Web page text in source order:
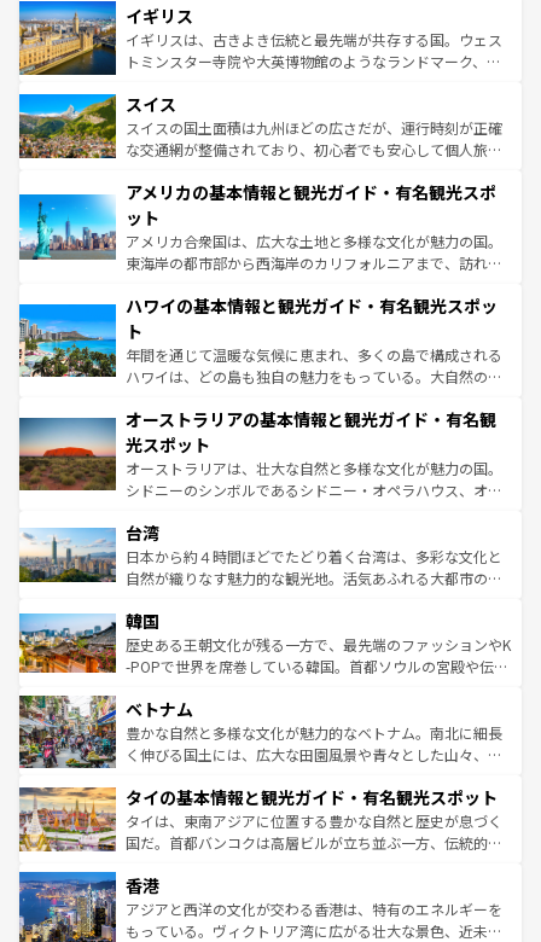
香り高いラベンダー畑など、多彩な楽しみ方が可能だ。さ
らに、パリ以外の地域にも魅力が溢れており、どの街角に
も豊かな歴史と文化が息づいている。パリ以外の個性あふ
を参照してほしい。
顔を持つこの国は、どこを歩いても飽きることがない。ベ
ルリンの文化的活気、バイエルン州のアルプスの絶景、そ
してライン川沿いのワイン畑といった風景は必見。ビール
は、お酒好きな人にはぜひ体験してほしい。 なお、新着の
ドイツ情報はコンテンツ一覧を参照してほしい。
イギリス
イギリスは、古きよき伝統と最先端が共存する国。ウェス
トミンスター寺院や大英博物館のようなランドマーク、歴
リアごとに異なる魅力がある。また、優雅なアフタヌーン
ティー、ビール好きにはたまらない英国パブ、サッカー観
戦など、本場だからこそできる体験も豊富。イギリスを旅
ンツ一覧を参照してほしい。
スイス
スイスの国土面積は九州ほどの広さだが、運行時刻が正確
な交通網が整備されており、初心者でも安心して個人旅行
の建物がそのまま残る町や、スイスならではのユニークな
博物館もあり、アルプス観光だけでなく町歩きも満喫する
ことができる。国民の所得が高いため物価も高いが、旅行
者向けの交通パス提供のサービスもあり、うまく活用すれ
着のスイス情報はコンテンツ一覧を参照してほしい。
アメリカの基本情報と観光ガイド・有名観光スポ
ット
アメリカ合衆国は、広大な土地と多様な文化が魅力の国。
東海岸の都市部から西海岸のカリフォルニアまで、訪れる
のような巨大都市は、観光、ショッピング、エンターテイ
ンメントが詰まった刺激的なスポットだ。一方、アメリカ
西部には大自然が広がり、グランドキャニオンやイエロー
ストーン国立公園といった絶景が堪能できる。さらに、南
文化が魅力。旅行者はアメリカの各地域で異なる魅力を楽
しみながら、その多様性と豊かな歴史を感じることができ
るだろう。車でのロードトリップや列車の旅も、アメリカ
ならではの贅沢な旅のスタイルだ。 なお、新着のアメリカ
情報は コンテンツ一覧 を参照してほしい。
ハワイの基本情報と観光ガイド・有名観光スポッ
ト
年間を通じて温暖な気候に恵まれ、多くの島で構成される
ハワイは、どの島も独自の魅力をもっている。大自然の神
ワイ島は見逃せない。また、定番の観光地といえばオアフ
島だが、静かな自然を求めるならマウイ島やカウアイ島が
おすすめ。エメラルドグリーンに輝く海をはじめ、豊かな
文化や歴史が息づいている。「アロハスピリット」と呼ば
人々、おいしいローカルフードやハワイアンミュージッ
ク、伝統的なフラダンスなど、すべてがハワイの魅力を彩
っている。訪れるたびに新しい発見と感動が待っているハ
はコンテンツ一覧
オーストラリアの基本情報と観光ガイド・有名観
光スポット
オーストラリアは、壮大な自然と多様な文化が魅力の国。
シドニーのシンボルであるシドニー・オペラハウス、オー
リアリーフや大陸中央部にそびえるウルル（エアーズロッ
ク）、タスマニアの美しい原生林やケアンズの熱帯雨林な
ど、見どころがたくさん。また、カフェやワイン、オージ
いる。アクティビティも充実しており、サーフィンやダイ
ビング、ハイキングなど、アウトドア好きにはたまらな
い。オーストラリアの多彩な魅力を存分に味わいつくそ
参照してほしい。
台湾
日本から約４時間ほどでたどり着く台湾は、多彩な文化と
自然が織りなす魅力的な観光地。活気あふれる大都市の台
ン）、静ひつな山岳地帯である台湾東部など、都市の喧騒
と山間の静けさが共存しており、訪れる人に新しい発見と
驚きをもたらしてくれる。また、奥深い台湾の食文化も魅
容にもいいと評判のスイーツなど、バラエティ豊かな料理
が味わえる。 なお、新着の台湾情報は コンテンツ一覧を参
照してほしい。
韓国
歴史ある王朝文化が残る一方で、最先端のファッションやK
-POPで世界を席巻している韓国。首都ソウルの宮殿や伝統
き、地方に足を延ばせば四季折々の自然美を楽しむことが
できる。そして、キムチや焼肉、絶品のストリートフード
まで、さまざまな韓国料理が待っている。夜には、韓国な
リティに包まれながら、韓国の多彩な魅力を心ゆくまで味
わってみてほしい。 なお、新着の韓国情報はコンテンツ一
覧を参照してほしい。
ベトナム
豊かな自然と多様な文化が魅力的なベトナム。南北に細長
く伸びる国土には、広大な田園風景や青々とした山々、世
急速な発展と共に伝統が息づく。ハノイの古い町並みやホ
ーチミン市のフランス統治時代の建物も、独特の雰囲気を
醸し出している。また、バラエティの豊かさとおいしさで
とつ。フォーやバインミー、ベトナムコーヒーなどは、ぜ
ひ現地で味わいたい。どの地域を訪れてもあたたかい人々
が旅行者を迎えてくれるので、きっと忘れられない旅にな
タイの基本情報と観光ガイド・有名観光スポット
タイは、東南アジアに位置する豊かな自然と歴史が息づく
国だ。首都バンコクは高層ビルが立ち並ぶ一方、伝統的な
の活気が交差している。北部ではチェンマイなどの山岳地
帯で自然と触れ合い、南部ではプーケットやクラビの美し
いビーチでリゾート気分を楽しむことができる。タイ料理
香港
アジアと西洋の文化が交わる香港は、特有のエネルギーを
もっている。ヴィクトリア湾に広がる壮大な景色、近未来